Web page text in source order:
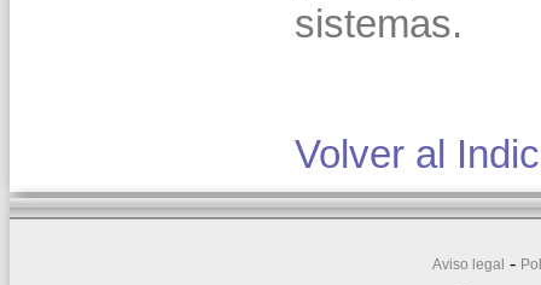
sistemas.
Volver al
Aviso legal -